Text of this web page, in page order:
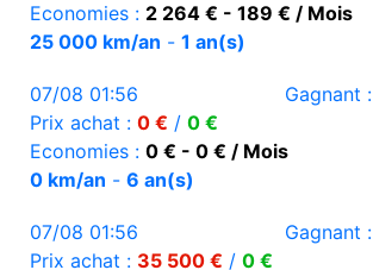
Economies : 2 264 € - 189 € / Mois
25 000 km/an - 1 an(s)
07/08 01:56 Gagnant :
Prix achat : 0 € / 0 €
Economies : 0 € - 0 € / Mois
0 km/an - 6 an(s)
07/08 01:56 Gagnant :
Prix achat : 35 500 € / 0 €